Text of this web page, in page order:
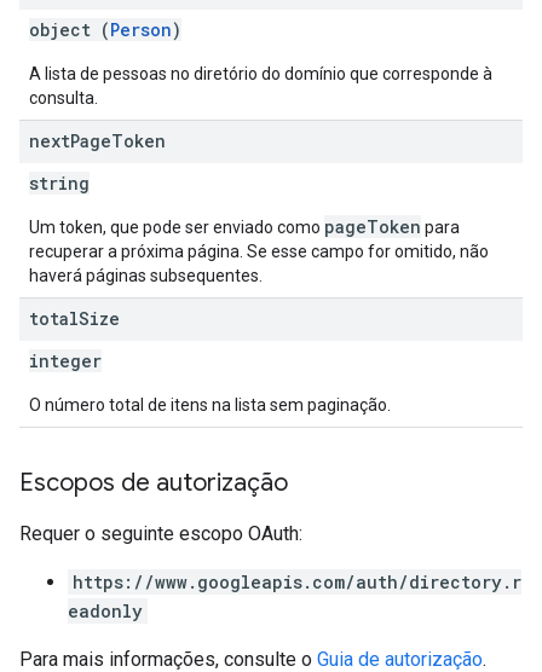
object (Person)
A lista de pessoas no diretório do domínio que corresponde à
consulta.
nextPageToken
string
Um token, que pode ser enviado como pageToken para
recuperar a próxima página. Se esse campo for omitido, não
haverá páginas subsequentes.
totalSize
integer
O número total de itens na lista sem paginação.
Escopos de autorização
Requer o seguinte escopo OAuth:
https://www.googleapis.com/auth/directory.r
eadonly
Para mais informações, consulte o Guia de autorização.